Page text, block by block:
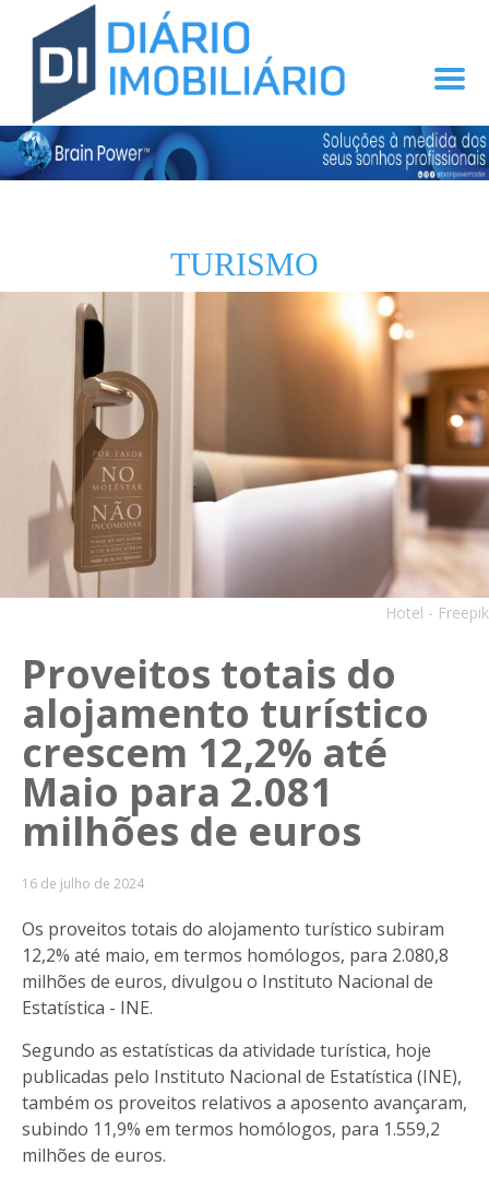
TURISMO
Hotel - Freepik
Proveitos totais do
alojamento turístico
crescem 12,2% até
Maio para 2.081
milhões de euros
16 de julho de 2024
Os proveitos totais do alojamento turístico subiram
12,2% até maio, em termos homólogos, para 2.080,8
milhões de euros, divulgou o Instituto Nacional de
Estatística - INE.
Segundo as estatísticas da atividade turística, hoje
publicadas pelo Instituto Nacional de Estatística (INE),
também os proveitos relativos a aposento avançaram,
subindo 11,9% em termos homólogos, para 1.559,2
milhões de euros.